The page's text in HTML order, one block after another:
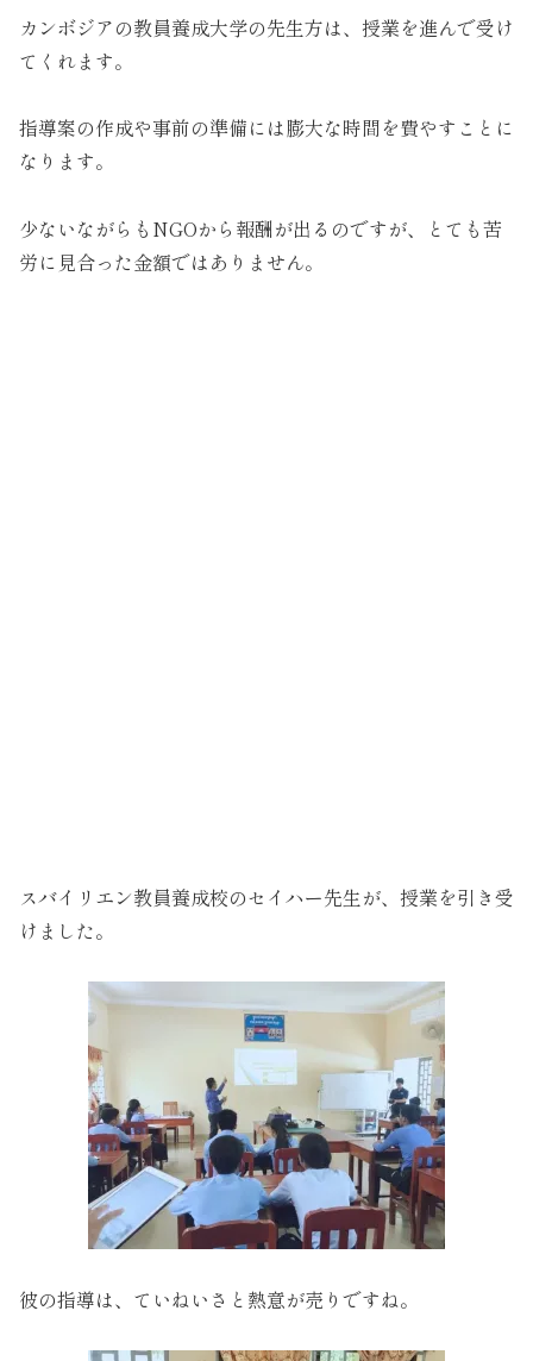
カンボジアの教員養成大学の先生方は、授業を進んで受け
てくれます。
指導案の作成や事前の準備には膨大な時間を費やすことに
なります。
少ないながらもNGOから報酬が出るのですが、とても苦
労に見合った金額ではありません。
スバイリエン教員養成校のセイハー先生が、授業を引き受
けました。
彼の指導は、ていねいさと熱意が売りですね。